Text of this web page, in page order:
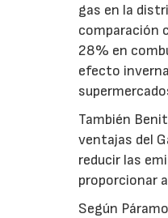
gas en la
comparación
28% en
efecto
También
ventajas del
reducir las
proporcionar
Según